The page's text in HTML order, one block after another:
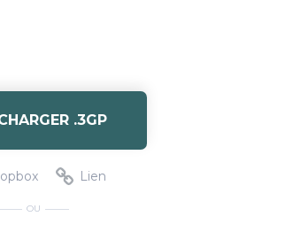
.3GP
Lien
OU